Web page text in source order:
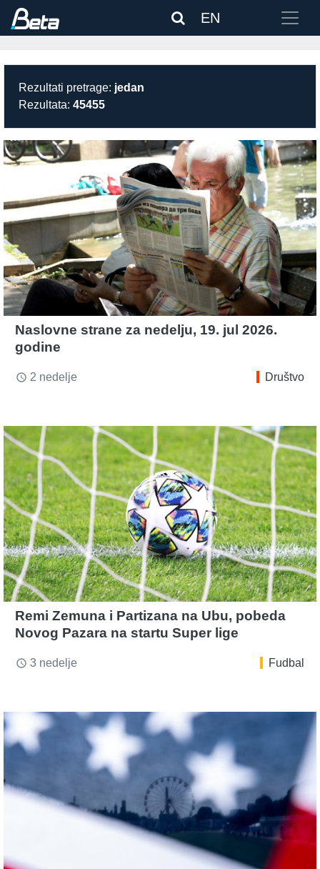
EN
Rezultati pretrage: jedan
Rezultata: 45455
Naslovne strane za nedelju, 19. jul 2026.
godine
access_time 2 nedelje Društvo
Remi Zemuna i Partizana na Ubu, pobeda
Novog Pazara na startu Super lige
access_time 3 nedelje Fudbal